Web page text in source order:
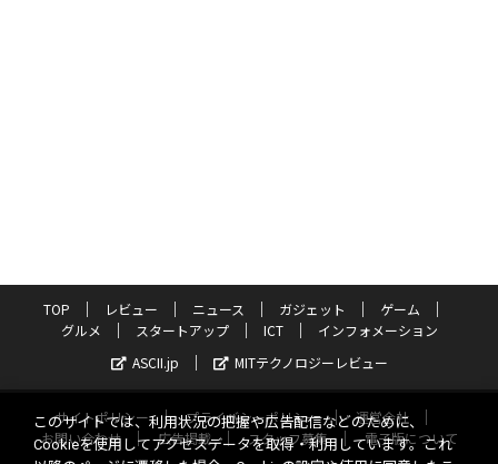
TOP レビュー ニュース ガジェット
ゲーム
グルメ
スタートアップ ICT
インフォメーション
ASCII.jp
MITテクノロジーレビュー
サイトポリシー プライバシーポリシー
運営会社
お問い合わせ
広告掲載 スタッフ募集
電子版について
このサイトでは、利用状況の把握や広告配信などのために、
Cookieを使用してアクセスデータを取得・利用しています。これ